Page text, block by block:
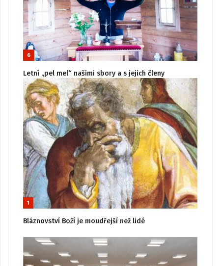
6
Letní „pel mel“ našimi sbory a s jejich členy
1
Bláznovství Boží je moudřejší než lidé